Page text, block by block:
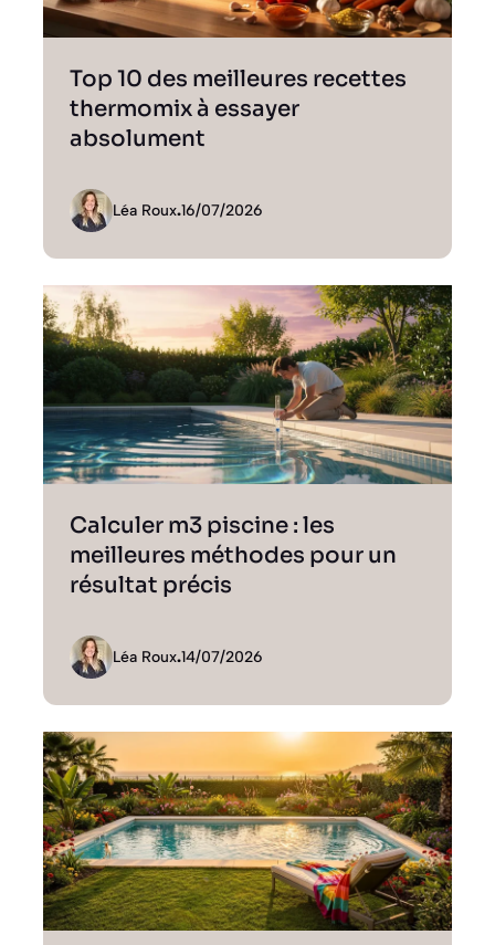
Top 10 des meilleures recettes
thermomix à essayer
absolument
Léa Roux.16/07/2026
Calculer m3 piscine : les
meilleures méthodes pour un
résultat précis
Léa Roux.14/07/2026